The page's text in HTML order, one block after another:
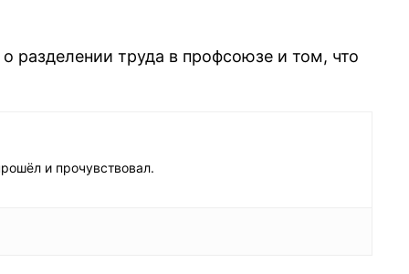
разделении труда в профсоюзе и том, что
и прочувствовал.